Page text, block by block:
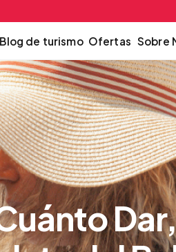
Blog de turismo Ofertas Sobre